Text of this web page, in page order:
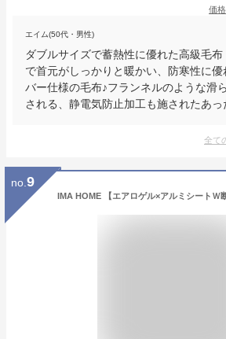
価
エイム(50代・男性)
ダブルサイズで蓄熱性に優れた高級毛布
で首元がしっかりと暖かい、防寒性に
バー仕様の毛布♪フランネルのような滑
される、静電気防止加工も施されたあっ
全て
no. 9